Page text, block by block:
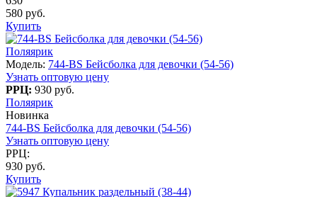
580 руб.
Купить
Поляярик
Модель: 744-BS Бейсболка для девочки (54-56)
Узнать оптовую цену
РРЦ: 930 руб.
Поляярик
Новинка
744-BS Бейсболка для девочки (54-56)
Узнать оптовую цену
РРЦ:
930 руб.
Купить